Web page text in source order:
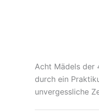
Acht Mädels der
durch ein
unvergessliche